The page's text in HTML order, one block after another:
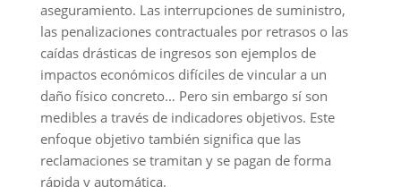
aseguramiento. Las interrupciones de suministro,
las penalizaciones contractuales por retrasos o las
caídas drásticas de ingresos son ejemplos de
impactos económicos difíciles de vincular a un
daño físico concreto… Pero sin embargo sí son
medibles a través de indicadores objetivos. Este
enfoque objetivo también significa que las
reclamaciones se tramitan y se pagan de forma
rápida y automática.